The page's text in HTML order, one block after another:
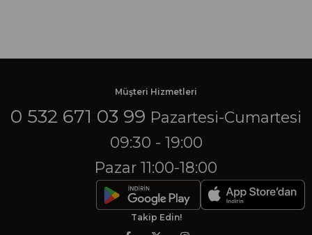
Müşteri Hizmetleri
0 532 671 03 99 Pazartesi-Cumartesi
09:30 - 19:00
Pazar 11:00-18:00
Takip Edin!